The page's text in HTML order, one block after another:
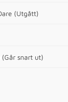
(Utgått)
(Går snart ut)